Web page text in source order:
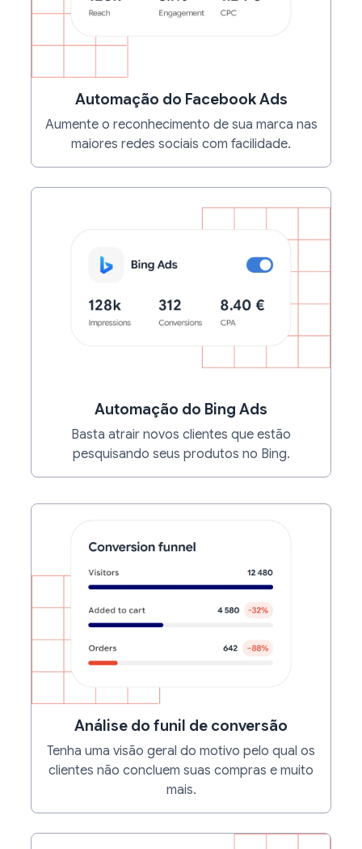
Automação do Facebook Ads
Aumente o reconhecimento de sua marca nas
maiores redes sociais com facilidade.
Automação do Bing Ads
Basta atrair novos clientes que estão
pesquisando seus produtos no Bing.
Análise do funil de conversão
Tenha uma visão geral do motivo pelo qual os
clientes não concluem suas compras e muito
mais.